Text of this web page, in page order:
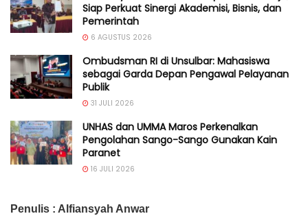
Siap Perkuat Sinergi Akademisi, Bisnis, dan
Pemerintah
6 AGUSTUS 2026
Ombudsman RI di Unsulbar: Mahasiswa
sebagai Garda Depan Pengawal Pelayanan
Publik
31 JULI 2026
UNHAS dan UMMA Maros Perkenalkan
Pengolahan Sango-Sango Gunakan Kain
Paranet
16 JULI 2026
Penulis : Alfiansyah Anwar